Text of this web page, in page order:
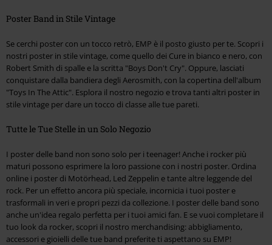
Poster Band in Stile Vintage
Se cerchi poster con un tocco retrò, EMP è il posto giusto per te. Scopri i
nostri poster in stile vintage, come quello dei Cure in bianco e nero, con
Robert Smith di spalle e la scritta "Boys Don't Cry". Oppure, lasciati
conquistare dalla bandiera degli Aerosmith, con la copertina dell'album
"Toys In The Attic". Esplora il nostro negozio e trova tanti altri poster in
stile vintage per dare un tocco di classe alle tue pareti.
Tutte le Tue Stelle in un Solo Negozio
I poster delle band non sono solo per i teenager! Anche i rocker più
maturi possono esprimere la loro passione con i nostri poster. Ordina
online i poster di Motörhead, Led Zeppelin e tante altre leggende del
rock. Per un effetto ancora più speciale, incornicia i tuoi poster e
trasformali in veri e propri pezzi da collezione. I poster delle band sono
anche un'idea regalo perfetta per i tuoi amici fan. E se vuoi completare il
tuo look da rocker, scopri il nostro merchandising: abbigliamento,
accessori e gioielli delle tue band preferite ti aspettano su EMP!